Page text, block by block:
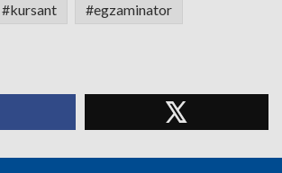
#kursant #egzaminator